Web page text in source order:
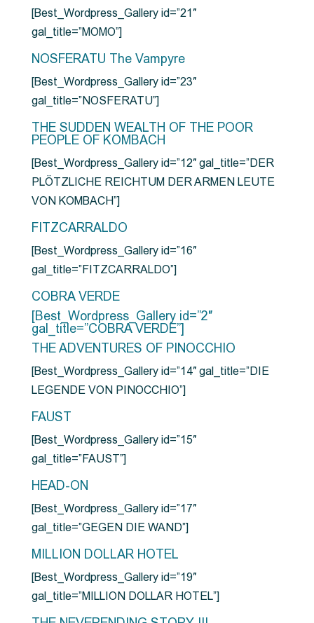
[Best_Wordpress_Gallery id=”21″
gal_title=”MOMO”]
NOSFERATU The Vampyre
[Best_Wordpress_Gallery id=”23″
gal_title=”NOSFERATU”]
THE SUDDEN WEALTH OF THE POOR
PEOPLE OF KOMBACH
[Best_Wordpress_Gallery id=”12″ gal_title=”DER
PLÖTZLICHE REICHTUM DER ARMEN LEUTE
VON KOMBACH”]
FITZCARRALDO
[Best_Wordpress_Gallery id=”16″
gal_title=”FITZCARRALDO”]
COBRA VERDE
[Best_Wordpress_Gallery id=”2″
gal_title=”COBRA VERDE”]
THE ADVENTURES OF PINOCCHIO
[Best_Wordpress_Gallery id=”14″ gal_title=”DIE
LEGENDE VON PINOCCHIO”]
FAUST
[Best_Wordpress_Gallery id=”15″
gal_title=”FAUST”]
HEAD-ON
[Best_Wordpress_Gallery id=”17″
gal_title=”GEGEN DIE WAND”]
MILLION DOLLAR HOTEL
[Best_Wordpress_Gallery id=”19″
gal_title=”MILLION DOLLAR HOTEL”]